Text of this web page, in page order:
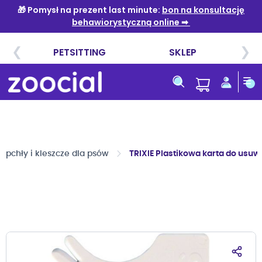
do
treści
pchły i kleszcze dla psów TRIXIE Plastikowa karta do
Przejdź